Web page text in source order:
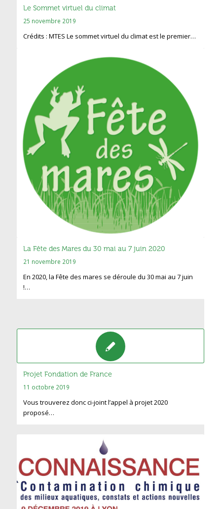
Le Sommet virtuel du climat
25 novembre 2019
Crédits : MTES Le sommet virtuel du climat est le premier…
La Fête des Mares du 30 mai au 7 juin 2020
21 novembre 2019
En 2020, la Fête des mares se déroule du 30 mai au 7 juin
!…
Projet Fondation de France
11 octobre 2019
Vous trouverez donc ci-joint l’appel à projet 2020
proposé…